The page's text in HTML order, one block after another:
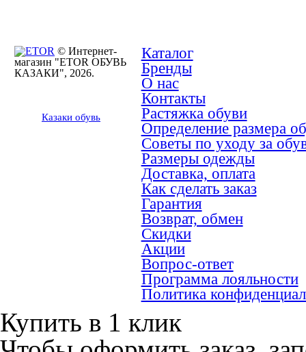
© Интернет-
магазин "ETOR ОБУВЬ
КАЗАКИ", 2026.
Казаки обувь
Каталог
Бренды
О нас
Контакты
Растяжка обуви
Определение размера
Советы по уходу за
Размеры одежды
Доставка, оплата
Как сделать заказ
Гарантия
Возврат, обмен
Скидки
Акции
Вопрос-ответ
Программа лояльности
Политика
Купить в 1 клик